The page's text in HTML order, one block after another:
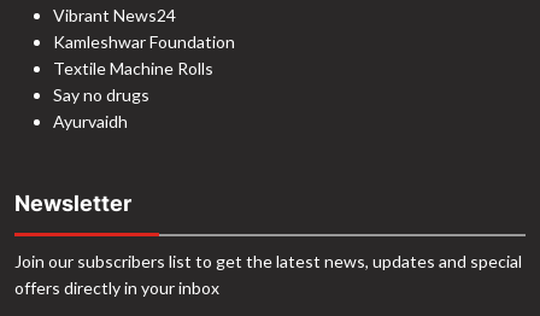
Vibrant News24
Kamleshwar Foundation
Textile Machine Rolls
Say no drugs
Ayurvaidh
Newsletter
Join our subscribers list to get the latest news, updates and special
offers directly in your inbox